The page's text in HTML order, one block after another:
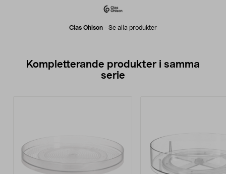
Clas Ohlson - Se alla produkter
Kompletterande produkter i samma
serie